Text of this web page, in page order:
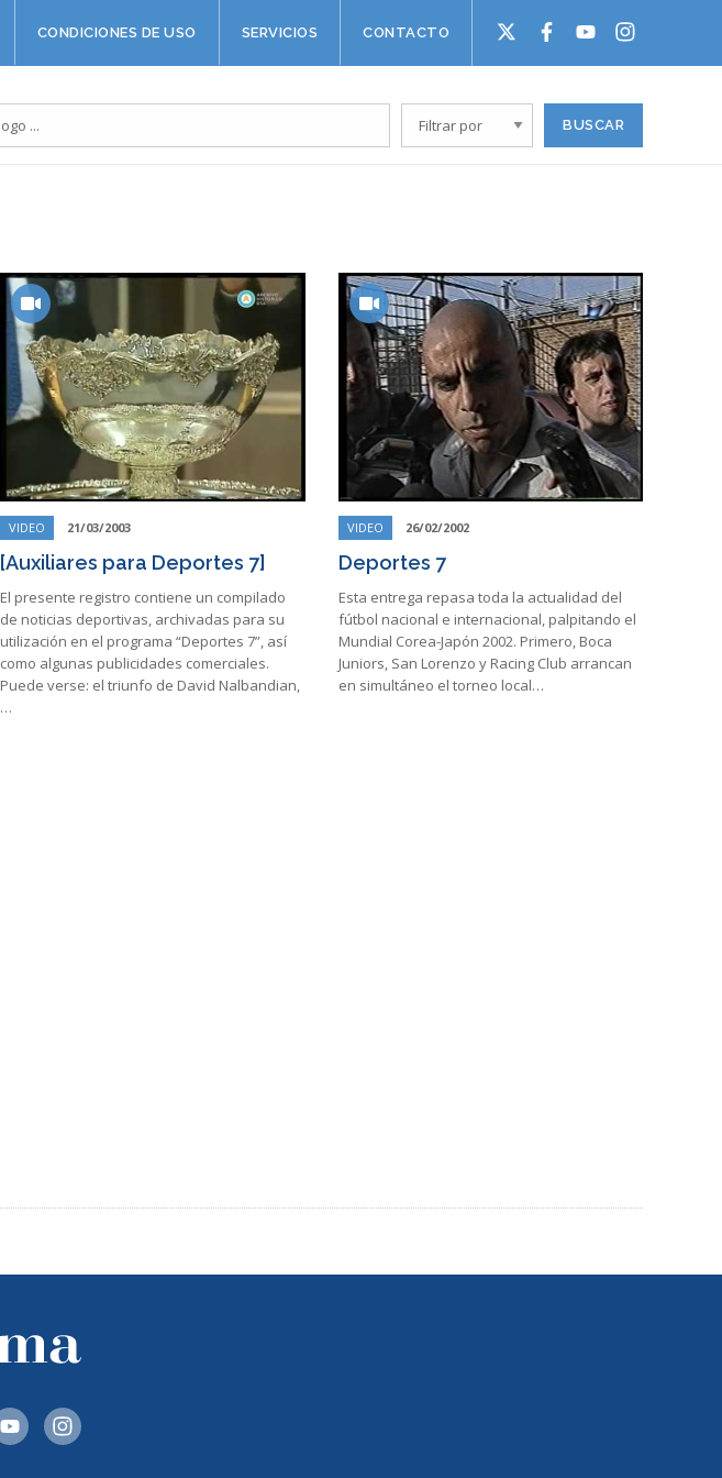
CONDICIONES DE USO SERVICIOS CONTACTO
VIDEO 21/03/2003
[Auxiliares para Deportes 7]
El presente registro contiene un compilado
de noticias deportivas, archivadas para su
utilización en el programa “Deportes 7”, así
como algunas publicidades comerciales.
Puede verse: el triunfo de David Nalbandian,
…
VIDEO 26/02/2002
Deportes 7
Esta entrega repasa toda la actualidad del
fútbol nacional e internacional, palpitando el
Mundial Corea-Japón 2002. Primero, Boca
Juniors, San Lorenzo y Racing Club arrancan
en simultáneo el torneo local…